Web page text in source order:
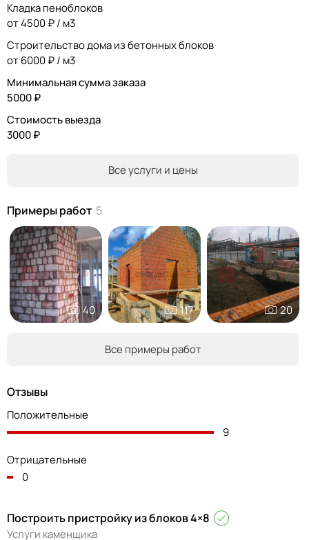
Кладка пеноблоков
от 4500 ₽ / м3
Строительство дома из бетонных блоков
от 6000 ₽ / м3
Минимальная сумма заказа
5000 ₽
Стоимость выезда
3000 ₽
Все услуги и цены
Примеры работ 5
40 117 20
Все примеры работ
Отзывы
Положительные
9
Отрицательные
0
Построить пристройку из блоков 4×8
Услуги каменщика